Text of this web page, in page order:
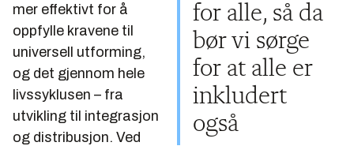
for alle, så da
bør vi sørge
for at alle er
inkludert
også
mer effektivt for å
oppfylle kravene til
universell utforming,
og det gjennom hele
livssyklusen – fra
utvikling til integrasjon
og distribusjon. Ved